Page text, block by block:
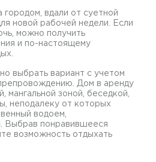
вдали от суетной
новой рабочей недели. Если
можно получить
и по-настоящему
выбрать вариант с учетом
Дом в аренду
мангальной зоной, беседкой,
неподалеку от которых
водоем,
Выбрав понравившееся
возможность отдыхать